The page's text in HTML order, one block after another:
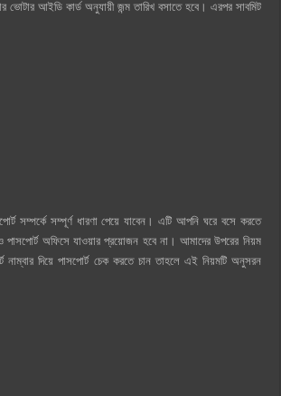
ভোটার আইডি কার্ড অনুযায়ী জন্ম তারিখ বসাতে হবে। এরপর সাবমিট
সম্পর্কে সম্পূর্ণ ধারণা পেয়ে যাবেন। এটি আপনি ঘরে বসে করতে
অফিসে যাওয়ার প্রয়োজন হবে না। আমাদের উপরের নিয়ম
নাম্বার দিয়ে পাসপোর্ট চেক করতে চান তাহলে এই নিয়মটি অনুসরন